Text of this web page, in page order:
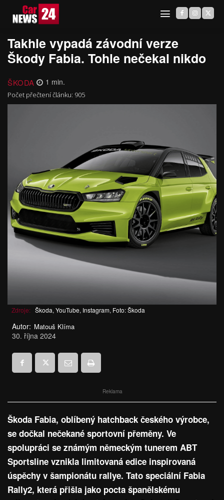
Takhle vypadá závodní verze
Škody Fabia. Tohle nečekal nikdo
ŠKODA 1 min.
Počet přečtení článku: 905
Zdroje: Škoda, YouTube, Instagram, Foto: Škoda
Autor: Matouš Klíma
30. října 2024
Reklama
Škoda Fabia, oblíbený hatchback českého výrobce,
se dočkal nečekané sportovní přeměny. Ve
spolupráci se známým německým tunerem ABT
Sportsline vznikla limitovaná edice inspirovaná
úspěchy v šampionátu rallye. Tato speciální Fabia
Rally2, která přišla jako pocta španělskému